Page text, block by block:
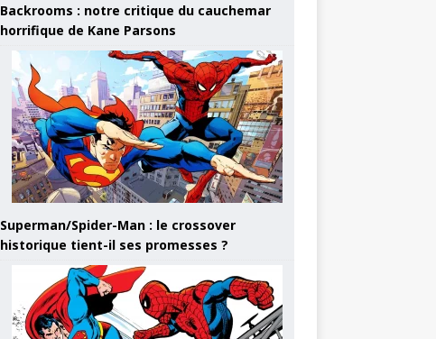
Backrooms : notre critique du cauchemar
horrifique de Kane Parsons
Superman/Spider-Man : le crossover
historique tient-il ses promesses ?